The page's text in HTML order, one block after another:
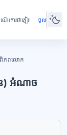
រការជាភ្ញៀវ ចូល
ពិភពលោក
ន) អំណាច